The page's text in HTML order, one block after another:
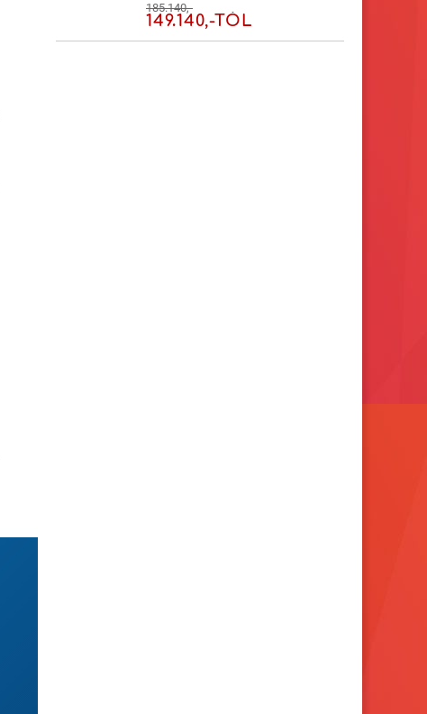
185.140,-
149.140,-TÓL